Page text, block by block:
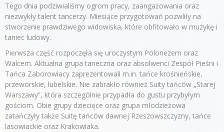
Tego dnia podziwialiśmy ogrom pracy, zaangażowania oraz
niezwykły talent tancerzy. Miesiące przygotowań pozwliły na
stworzenie prawdziwego widowiska, które obfitowało w muzykę i
taniec ludowy.
Pierwsza część rozpoczęła się uroczystym Polonezem oraz
Walcem. Aktualna grupa taneczna oraz absolwenci Zespół Pieśni i
Tańca Zaborowiacy zaprezentowali m.in. tańce krośnieńskie,
przeworskie, lubelskie. Nie zabrakło również Suity tańców „Starej
Warszawy”, która szczególnie przypadła do gustu przybyłym
gościom. Obie grupy dziecięce oraz grupa młodzieżowa
zatańczyły także Suitę tańców dawnej Rzeszowszczyzny, tańce
lasowiackie oraz Krakowiaka.